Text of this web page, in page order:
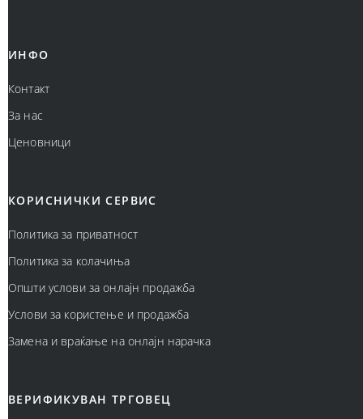
ИНФО
Контакт
За нас
Ценовници
КОРИСНИЧКИ СЕРВИС
Политика за приватност
Политика за колачиња
Општи услови за онлајн продажба
Услови за користење и продажба
Замена и враќање на онлајн нарачка
ВЕРИФИКУВАН ТРГОВЕЦ